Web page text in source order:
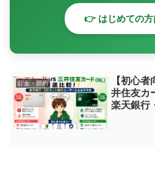
👉 はじめての方
貯金・節約
【初心
井住友カ
楽天銀行